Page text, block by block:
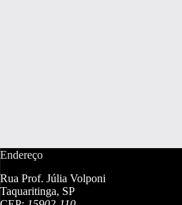
Endereço
Rua Prof. Júlia Volponi
Taquaritinga, SP